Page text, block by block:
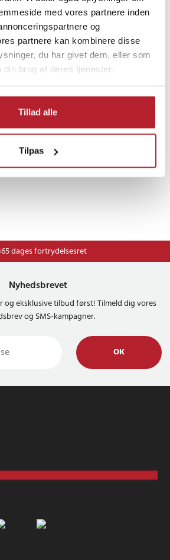
med vores partnere inden
og
partnere kan kombinere disse
du har givet dem, eller som
brug af deres tjenester.
Tillad alle
Tilpas
Finde gode tilbud
Helse & Skønhed
dages fortrydelsesret
Nyhedsbrevet
og eksklusive tilbud først! Tilmeld dig vores
og SMS-kampagner.
OK